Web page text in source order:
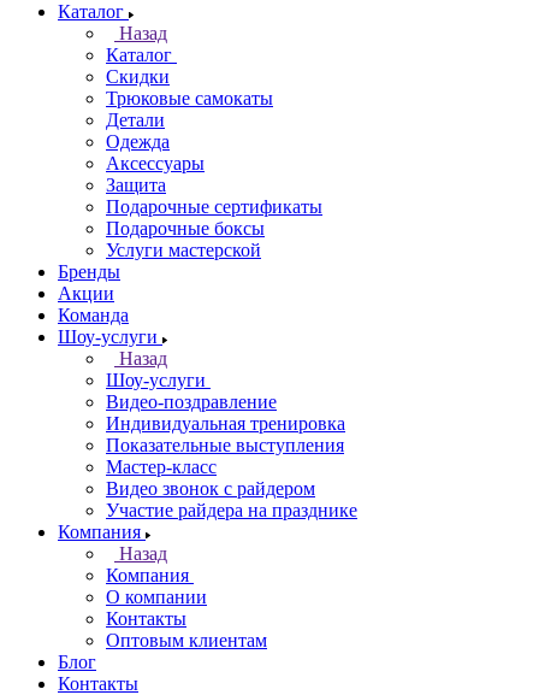
Каталог
Назад
Каталог
Скидки
Трюковые самокаты
Детали
Одежда
Аксессуары
Защита
Подарочные сертификаты
Подарочные боксы
Услуги мастерской
Бренды
Акции
Команда
Шоу-услуги
Назад
Шоу-услуги
Видео-поздравление
Индивидуальная тренировка
Показательные выступления
Мастер-класс
Видео звонок с райдером
Участие райдера на празднике
Компания
Назад
Компания
О компании
Контакты
Оптовым клиентам
Блог
Контакты